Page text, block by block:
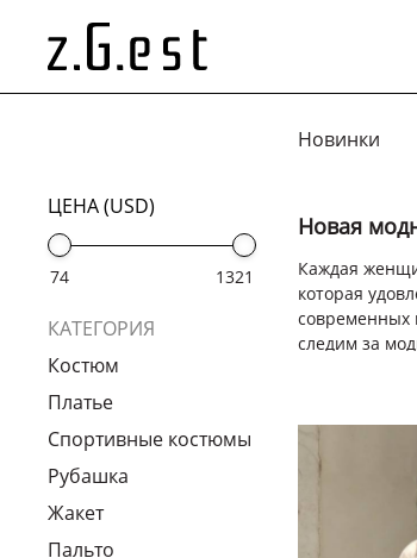
Новинки
ЦЕНА (USD)
КАТЕГОРИЯ
Костюм
Платье
Спортивные костюмы
Рубашка
Жакет
Пальто
Новая
Каждая
которая
современных
следим за
В рамках
случаю. Мы
Независимо
нашей
модному
миру вокруг